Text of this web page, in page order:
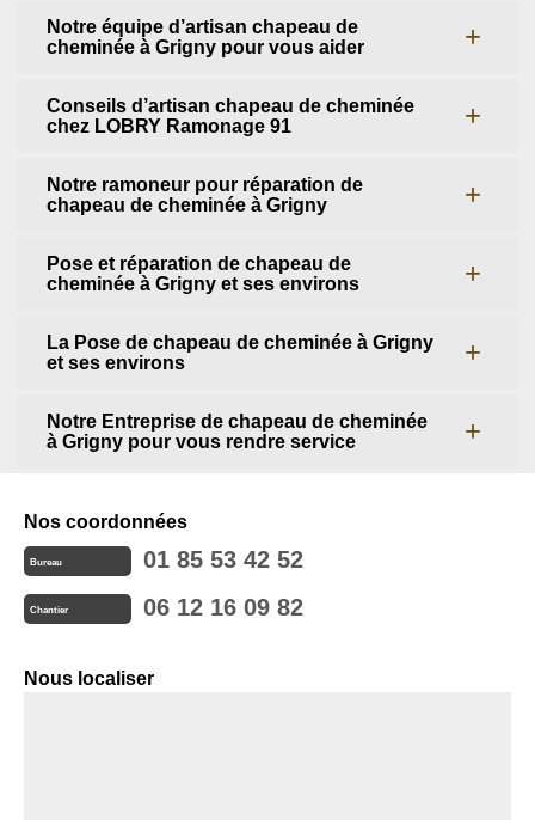
Notre équipe d’artisan chapeau de
cheminée à Grigny pour vous aider
Conseils d’artisan chapeau de cheminée
chez LOBRY Ramonage 91
Notre ramoneur pour réparation de
chapeau de cheminée à Grigny
Pose et réparation de chapeau de
cheminée à Grigny et ses environs
La Pose de chapeau de cheminée à Grigny
et ses environs
Notre Entreprise de chapeau de cheminée
à Grigny pour vous rendre service
Nos coordonnées
Bureau 01 85 53 42 52
Chantier 06 12 16 09 82
Nous localiser